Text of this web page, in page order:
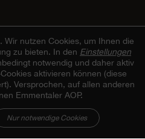
Wir nutzen Cookies, um Ihnen die
zu bieten. In den Einstellungen
notwendig und daher aktiv
aktivieren können (diese
Versprochen, auf allen anderen
Emmentaler AOP.
Nur notwendige Cookies